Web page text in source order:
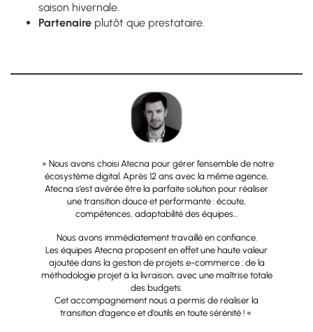
saison hivernale.
Partenaire plutôt que prestataire.
» Nous avons choisi Atecna pour gérer l’ensemble de notre
écosystème digital. Après 12 ans avec la même agence,
Atecna s’est avérée être la parfaite solution pour réaliser
une transition douce et performante : écoute,
compétences, adaptabilité des équipes…
Nous avons immédiatement travaillé en confiance.
Les équipes Atecna proposent en effet une haute valeur
ajoutée dans la gestion de projets e-commerce : de la
méthodologie projet à la livraison, avec une maîtrise totale
des budgets.
Cet accompagnement nous a permis de réaliser la
transition d’agence et d’outils en toute sérénité ! «